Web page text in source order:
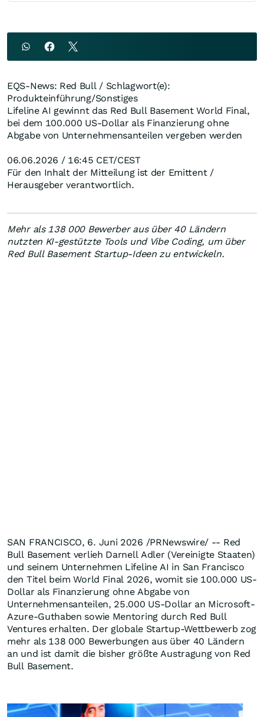
EQS-News: Red Bull / Schlagwort(e):
Produkteinführung/Sonstiges
Lifeline AI gewinnt das Red Bull Basement World Final,
bei dem 100.000 US-Dollar als Finanzierung ohne
Abgabe von Unternehmensanteilen vergeben werden
06.06.2026 / 16:45 CET/CEST
Für den Inhalt der Mitteilung ist der Emittent /
Herausgeber verantwortlich.
Mehr als 138 000 Bewerber aus über 40 Ländern
nutzten KI-gestützte Tools und Vibe Coding, um über
Red Bull Basement Startup-Ideen zu entwickeln.
SAN FRANCISCO, 6. Juni 2026 /PRNewswire/ -- Red
Bull Basement verlieh Darnell Adler (Vereinigte Staaten)
und seinem Unternehmen Lifeline AI in San Francisco
den Titel beim World Final 2026, womit sie 100.000 US-
Dollar als Finanzierung ohne Abgabe von
Unternehmensanteilen, 25.000 US-Dollar an Microsoft-
Azure-Guthaben sowie Mentoring durch Red Bull
Ventures erhalten. Der globale Startup-Wettbewerb zog
mehr als 138 000 Bewerbungen aus über 40 Ländern
an und ist damit die bisher größte Austragung von Red
Bull Basement.